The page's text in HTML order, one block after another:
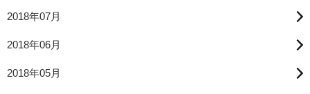
2018年07月
2018年06月
2018年05月